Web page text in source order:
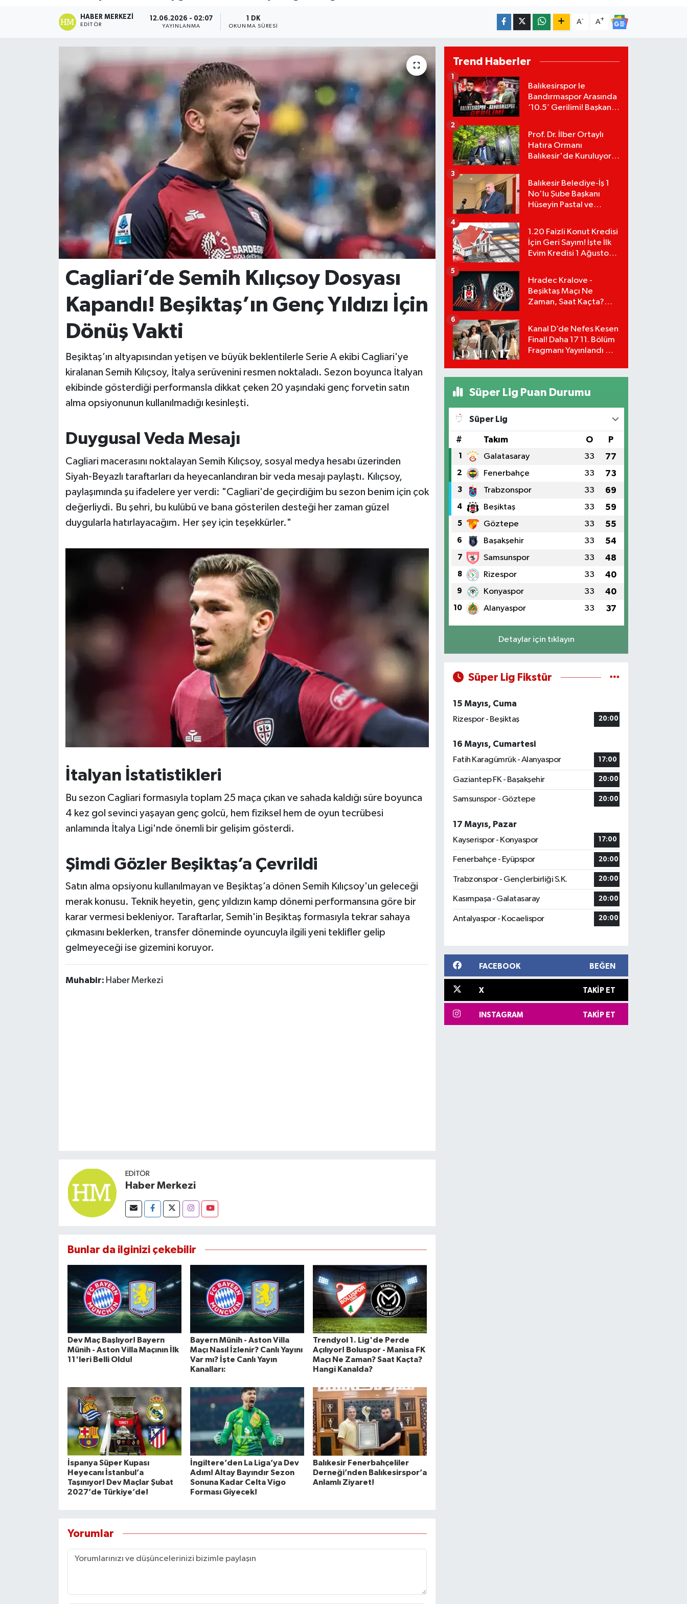
HABER MERKEZI
EDITÖR
12.06.2026 - 02:07
YAYINLANMA
1 DK
OKUNMA SÜRESI
A- A+
Cagliari’de Semih Kılıçsoy Dosyası
Kapandı! Beşiktaş’ın Genç Yıldızı İçin
Dönüş Vakti
Beşiktaş’ın altyapısından yetişen ve büyük beklentilerle Serie A ekibi Cagliari'ye
kiralanan Semih Kılıçsoy, İtalya serüvenini resmen noktaladı. Sezon boyunca İtalyan
ekibinde gösterdiği performansla dikkat çeken 20 yaşındaki genç forvetin satın
alma opsiyonunun kullanılmadığı kesinleşti.
Duygusal Veda Mesajı
Cagliari macerasını noktalayan Semih Kılıçsoy, sosyal medya hesabı üzerinden
Siyah-Beyazlı taraftarları da heyecanlandıran bir veda mesajı paylaştı. Kılıçsoy,
paylaşımında şu ifadelere yer verdi: "Cagliari'de geçirdiğim bu sezon benim için çok
değerliydi. Bu şehri, bu kulübü ve bana gösterilen desteği her zaman güzel
duygularla hatırlayacağım. Her şey için teşekkürler."
İtalyan İstatistikleri
Bu sezon Cagliari formasıyla toplam 25 maça çıkan ve sahada kaldığı süre boyunca
4 kez gol sevinci yaşayan genç golcü, hem fiziksel hem de oyun tecrübesi
anlamında İtalya Ligi'nde önemli bir gelişim gösterdi.
Şimdi Gözler Beşiktaş’a Çevrildi
Satın alma opsiyonu kullanılmayan ve Beşiktaş’a dönen Semih Kılıçsoy'un geleceği
merak konusu. Teknik heyetin, genç yıldızın kamp dönemi performansına göre bir
karar vermesi bekleniyor. Taraftarlar, Semih'in Beşiktaş formasıyla tekrar sahaya
çıkmasını beklerken, transfer döneminde oyuncuyla ilgili yeni teklifler gelip
gelmeyeceği ise gizemini koruyor.
Muhabir: Haber Merkezi
EDITÖR
Haber Merkezi
Bunlar da ilginizi çekebilir
Dev Maç Başlıyor! Bayern
Münih - Aston Villa Maçının İlk
11'leri Belli Oldu!
Bayern Münih - Aston Villa
Maçı Nasıl İzlenir? Canlı Yayını
Var mı? İşte Canlı Yayın
Kanalları:
Trendyol 1. Lig'de Perde
Açılıyor! Boluspor - Manisa FK
Maçı Ne Zaman? Saat Kaçta?
Hangi Kanalda?
İspanya Süper Kupası
Heyecanı İstanbul’a
Taşınıyor! Dev Maçlar Şubat
2027’de Türkiye’de!
İngiltere’den La Liga’ya Dev
Adım! Altay Bayındır Sezon
Sonuna Kadar Celta Vigo
Forması Giyecek!
Balıkesir Fenerbahçeliler
Derneği’nden Balıkesirspor’a
Anlamlı Ziyaret!
Yorumlar
Trend Haberler
Balıkesirspor le
Bandırmaspor Arasında
‘10.5’ Gerilimi! Başkan
Murat Karakoyun'a Sert
Tepki!
1
Prof. Dr. İlber Ortaylı
Hatıra Ormanı
Balıkesir'de Kuruluyor!
Bağışlarını Başlattı!
2
Balıkesir Belediye-İş 1
No'lu Şube Başkanı
Hüseyin Pastal ve
3
1.20 Faizli Konut Kredisi
İçin Geri Sayım! İşte İlk
Evim Kredisi 1 Ağustos
4
Hradec Kralove -
Beşiktaş Maçı Ne
Zaman, Saat Kaçta?
Detayları!
5
Kanal D’de Nefes Kesen
Final! Daha 17 11. Bölüm
Fragmanı Yayınlandı Mı?
6
Süper Lig Puan Durumu
Süper Lig
# Takım O P
1 Galatasaray 33 77
2 Fenerbahçe 33 73
3 Trabzonspor 33 69
4 Beşiktaş 33 59
5 Göztepe 33 55
6 Başakşehir 33 54
7 Samsunspor 33 48
8 Rizespor 33 40
9 Konyaspor 33 40
10 Alanyaspor 33 37
Detaylar için tıklayın
Süper Lig Fikstür
15 Mayıs, Cuma
Rizespor - Beşiktaş
20:00
16 Mayıs, Cumartesi
Fatih Karagümrük - Alanyaspor
17:00
Gaziantep FK - Başakşehir 20:00
Samsunspor - Göztepe 20:00
17 Mayıs, Pazar
Kayserispor - Konyaspor
17:00
Fenerbahçe - Eyüpspor 20:00
Trabzonspor - Gençlerbirliği S.K. 20:00
Kasımpaşa - Galatasaray 20:00
Antalyaspor - Kocaelispor 20:00
FACEBOOK BEĞEN
X TAKIP ET
INSTAGRAM TAKIP ET
KENT GÜNDEMİ
KÜLTÜR-SANAT
MAGAZİN
OTOMOTİV
TEKNOLOJİ
VİZYONDAKİLER